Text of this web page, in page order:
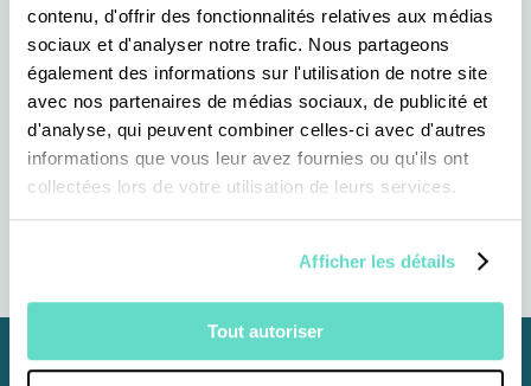
contenu, d'offrir des fonctionnalités relatives aux médias
sociaux et d'analyser notre trafic. Nous partageons
également des informations sur l'utilisation de notre site
avec nos partenaires de médias sociaux, de publicité et
d'analyse, qui peuvent combiner celles-ci avec d'autres
informations que vous leur avez fournies ou qu'ils ont
collectées lors de votre utilisation de leurs services.
Afficher les détails
Tout autoriser
Fête de la théologie à Lyon
13 JUIN 2024
Le Rosaire de Lourdes
Tous nos évènements